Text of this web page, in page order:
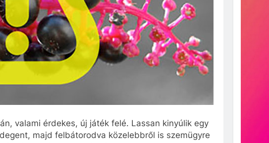
valami érdekes, új játék felé. Lassan kinyúlik egy
majd felbátorodva közelebbről is szemügyre